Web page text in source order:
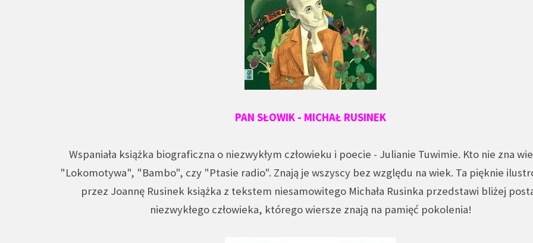
PAN SŁOWIK - MICHAŁ RUSINEK
Wspaniała książka biograficzna o niezwykłym człowieku i poecie - Julianie Tuwimie. Kto nie zna
"Lokomotywa", "Bambo", czy "Ptasie radio". Znają je wszyscy bez względu na wiek. Ta pięknie
przez Joannę Rusinek książka z tekstem niesamowitego Michała Rusinka przedstawi bliżej
niezwykłego człowieka, którego wiersze znają na pamięć pokolenia!